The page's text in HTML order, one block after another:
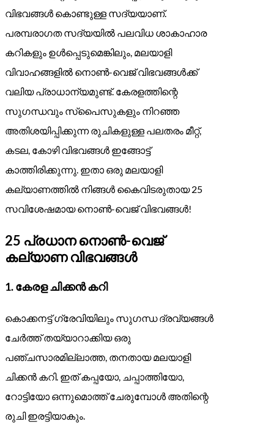
വിഭവങ്ങൾ കൊണ്ടുള്ള സദ്യയാണ്.
പരമ്പരാഗത സദ്യയിൽ പലവിധ ശാകാഹാര
കറികളും ഉൾപ്പെടുമെങ്കിലും, മലയാളി
വിവാഹങ്ങളിൽ നൊൺ-വെജ് വിഭവങ്ങൾക്ക്
വലിയ പ്രാധാന്യമുണ്ട്. കേരളത്തിന്റെ
സുഗന്ധവും സ്പൈസുകളും നിറഞ്ഞ
അതിശയിപ്പിക്കുന്ന രുചികളുള്ള പലതരം മീറ്റ്,
കടല, കോഴി വിഭവങ്ങൾ ഇങ്ങോട്ട്
കാത്തിരിക്കുന്നു. ഇതാ ഒരു മലയാളി
കല്യാണത്തിൽ നിങ്ങൾ കൈവിടരുതായ 25
സവിശേഷമായ നൊൺ-വെജ് വിഭവങ്ങൾ!
25 പ്രധാന നൊൺ-വെജ്
കല്യാണ വിഭവങ്ങൾ
1.കേരള ചിക്കൻ കറി
കൊക്കനട്ട് ഗ്രേവിയിലും സുഗന്ധ ദ്രവ്യങ്ങൾ
ചേർത്ത് തയ്യാറാക്കിയ ഒരു
പഞ്ചസാരമില്ലാത്ത, തനതായ മലയാളി
ചിക്കൻ കറി. ഇത് കപ്പയോ, ചപ്പാത്തിയോ,
റോട്ടിയോ ഒന്നുമൊത്ത് ചേരുമ്പോൾ അതിന്റെ
രുചി ഇരട്ടിയാകും.